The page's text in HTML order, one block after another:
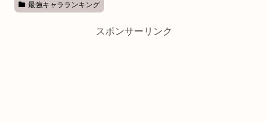
最強キャラランキング
スポンサーリンク